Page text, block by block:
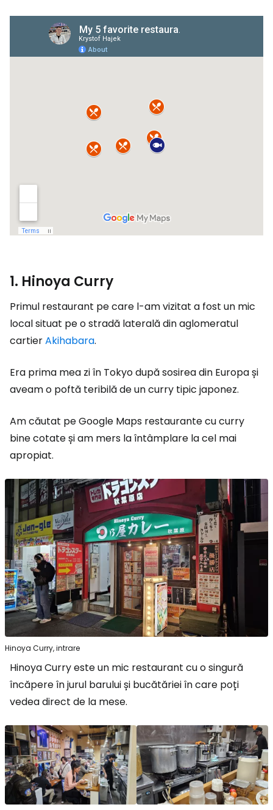
1. Hinoya Curry
Primul restaurant pe care l-am vizitat a fost un mic
local situat pe o stradă laterală din aglomeratul
cartierAkihabara.
Era prima mea zi în Tokyo după sosirea din Europa și
aveam o poftă teribilă de un curry tipic japonez.
Am căutat pe Google Maps restaurante cu curry
bine cotate și am mers la întâmplare la cel mai
apropiat.
Hinoya Curry, intrare
Hinoya Curry este un mic restaurant cu o singură
încăpere în jurul barului și bucătăriei în care poți
vedea direct de la mese.